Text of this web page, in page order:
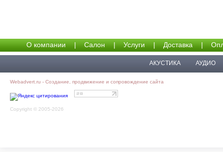
О компании | Салон | Услуги | Доставка |
АКУСТИКА АУДИО
Webadvert.ru - Создание, продвижение и сопровождение сайта
Copyright © 2005-2026